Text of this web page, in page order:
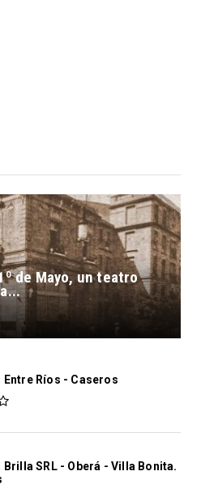
de Mayo, un teatro
Entre Ríos - Caseros
SRL - Oberá - Villa Bonita.